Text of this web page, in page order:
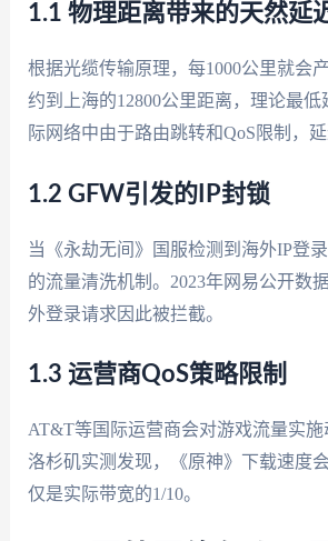
1.1 物理距离带来的天然延
根据光缆传输原理，每1000公里就会
约到上海的12800公里距离，理论最低
际网络中由于路由跳转和QoS限制，延
1.2 GFW引发的IP封锁
当《永劫无间》国服检测到海外IP登
的流量清洗机制。2023年网易公开数
外登录请求因此被拦截。
1.3 运营商QoS策略限制
AT&T等国际运营商会对游戏流量实
洛杉矶实测发现，《原神》下载速度
仅是实际带宽的1/10。